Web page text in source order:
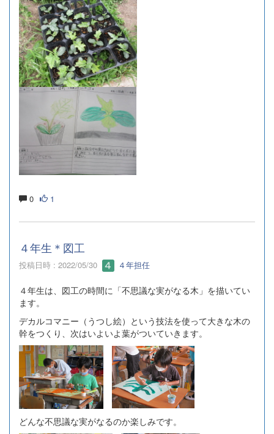
0 1
４年生＊図工
投稿日時 : 2022/05/30 ４年担任
４年生は、図工の時間に「不思議な実がなる木」を描いてい
ます。
デカルコマニー（うつし絵）という技法を使って大きな木の
幹をつくり、次はいよいよ葉がついていきます。
どんな不思議な実がなるのか楽しみです。